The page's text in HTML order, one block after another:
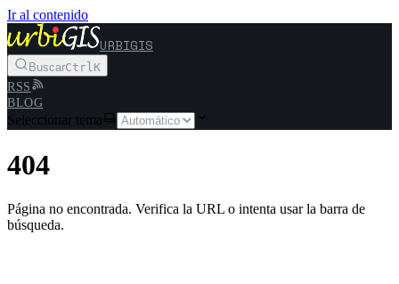
Ir al contenido
URBIGIS
BuscarCtrlK
RSS
BLOG
Seleccionar tema
404
Página no encontrada. Verifica la URL o intenta usar la barra de
búsqueda.